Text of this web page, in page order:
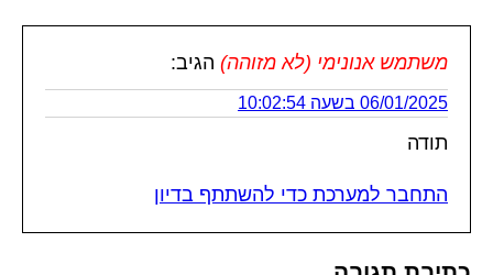
משתמש אנונימי (לא מזוהה) הגיב:
06/01/2025 בשעה 10:02:54
תודה
התחבר למערכת כדי להשתתף בדיון